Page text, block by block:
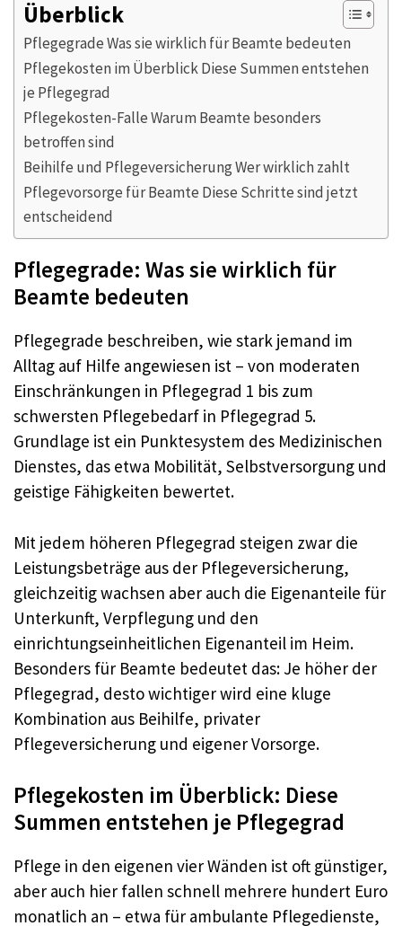
Überblick
Pflegegrade Was sie wirklich für Beamte bedeuten
Pflegekosten im Überblick Diese Summen entstehen
je Pflegegrad
Pflegekosten-Falle Warum Beamte besonders
betroffen sind
Beihilfe und Pflegeversicherung Wer wirklich zahlt
Pflegevorsorge für Beamte Diese Schritte sind jetzt
entscheidend
Pflegegrade: Was sie wirklich für
Beamte bedeuten
Pflegegrade beschreiben, wie stark jemand im
Alltag auf Hilfe angewiesen ist – von moderaten
Einschränkungen in Pflegegrad 1 bis zum
schwersten Pflegebedarf in Pflegegrad 5.
Grundlage ist ein Punktesystem des Medizinischen
Dienstes, das etwa Mobilität, Selbstversorgung und
geistige Fähigkeiten bewertet.​
Mit jedem höheren Pflegegrad steigen zwar die
Leistungsbeträge aus der Pflegeversicherung,
gleichzeitig wachsen aber auch die Eigenanteile für
Unterkunft, Verpflegung und den
einrichtungseinheitlichen Eigenanteil im Heim.
Besonders für Beamte bedeutet das: Je höher der
Pflegegrad, desto wichtiger wird eine kluge
Kombination aus Beihilfe, privater
Pflegeversicherung und eigener Vorsorge.​
Pflegekosten im Überblick: Diese
Summen entstehen je Pflegegrad
Pflege in den eigenen vier Wänden ist oft günstiger,
aber auch hier fallen schnell mehrere hundert Euro
monatlich an – etwa für ambulante Pflegedienste,